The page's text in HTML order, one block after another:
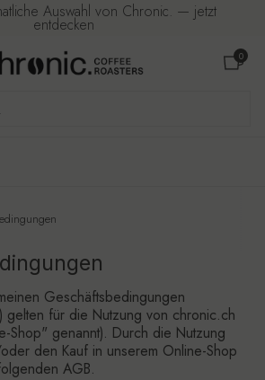
Auswahl von Chronic. — jetzt
entdecken
Warenkorb
0
Geschäftsbedingungen
gelten für die Nutzung von chronic.ch
Shop" genannt). Durch die Nutzung
den Kauf in unserem Online-Shop
AGB.